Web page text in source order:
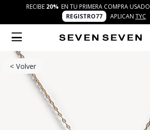
RECIBE 20% EN TU PRIMERA COMPRA
REGISTRO77
APLICAN TYC
< Volver